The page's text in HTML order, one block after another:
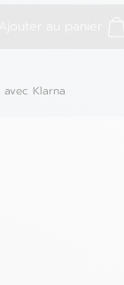
Klarna